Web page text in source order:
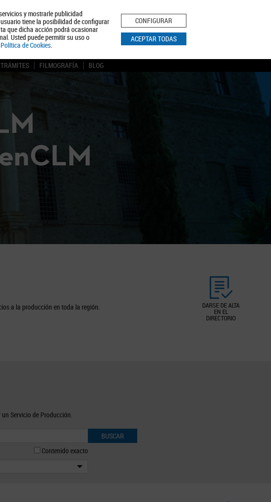
y mostrarle publicidad
tiene la posibilidad de configurar
que dicha acción podrá ocasionar
Usted puede permitir su uso o
Política de Cookies.
CONFIGURAR
ACEPTAR TODAS
Turismo Política de Privacidad Aviso Legal Política de Cookies
BUSCAR
FILMOGRAFÍA BLOG
DARSE DE ALTA
EN EL
DIRECTORIO
a la producción en toda la región.
Servicio de Producción.
BUSCAR
Contenido exacto